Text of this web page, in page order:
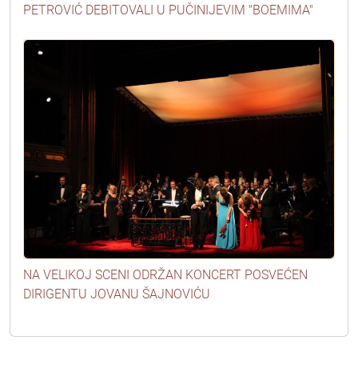
PETROVIĆ DEBITOVALI U PUČINIJEVIM "BOEMIMA"
NA VELIKOJ SCENI ODRŽAN KONCERT POSVEĆEN
DIRIGENTU JOVANU ŠAJNOVIĆU